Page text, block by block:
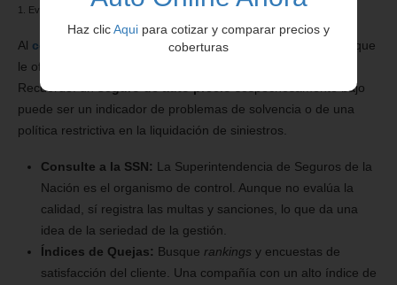
Haz clicAqui para cotizar y comparar precios y
coberturas
1. Evaluar el Perfil de Riesgo de la Aseguradora
Al cotizar seguro auto online, investigue a las compañías que
le ofrecen los
Recuerde: unseguro de auto preciosospechosamente bajo
puede ser un indicador de problemas de solvencia o de una
política restrictiva en la liquidación de siniestros.
Consulte a la SSN: La Superintendencia de Seguros de la
Nación es el organismo de control. Aunque no evalúa la
calidad, sí registra las multas y sanciones, lo que da una
idea de la seriedad de la gestión.
Índices de Quejas: Busque rankings y encuestas de
satisfacción del cliente. Una compañía con un alto índice de